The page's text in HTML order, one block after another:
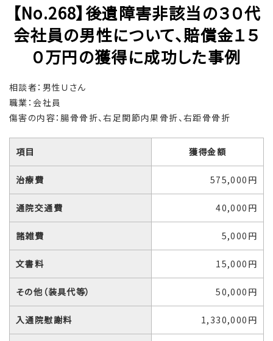
【No.268】後遺障害非該当の３０代
会社員の男性について、賠償金１５
０万円の獲得に成功した事例
相談者：男性Ｕさん
職業：会社員
傷害の内容：腸骨骨折、右足関節内果骨折、右距骨骨折
項目 獲得金額
治療費 575,000円
通院交通費 40,000円
諸雑費 5,000円
文書料 15,000円
その他（装具代等） 50,000円
入通院慰謝料 1,330,000円